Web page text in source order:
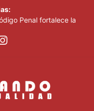
Penal fortalece la
a Ocoa con una
internacional de
Dominicana